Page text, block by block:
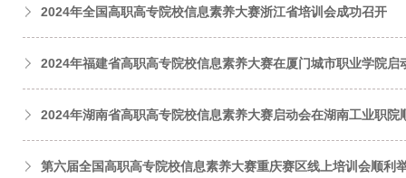
2024年全国高职高专院校信息素养大赛浙江省培训会成功召开
2024年福建省高职高专院校信息素养大赛在厦门城市职业学院启
2024年湖南省高职高专院校信息素养大赛启动会在湖南工业职院
第六届全国高职高专院校信息素养大赛重庆赛区线上培训会顺利